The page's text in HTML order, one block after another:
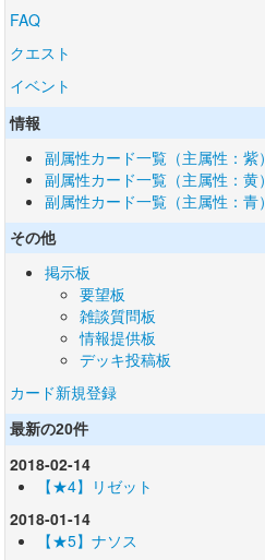
FAQ
クエスト
イベント
情報
副属性カード一覧（主属性：紫）
副属性カード一覧（主属性：黄）
副属性カード一覧（主属性：青）
その他
掲示板
要望板
雑談質問板
情報提供板
デッキ投稿板
カード新規登録
最新の20件
2018-02-14
【★4】リゼット
2018-01-14
【★5】ナソス